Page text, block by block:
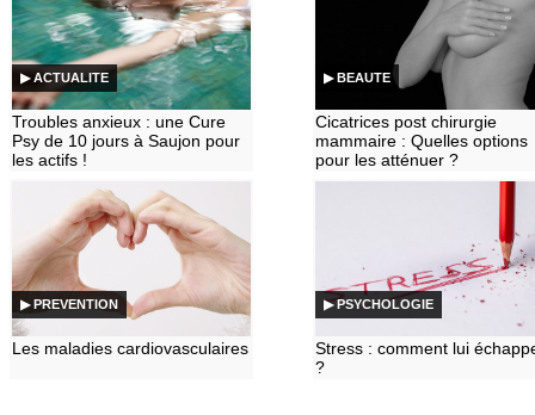
▶ ACTUALITE
Troubles anxieux : une Cure
Psy de 10 jours à Saujon pour
les actifs !
▶ BEAUTE
Cicatrices post chirurgie
mammaire : Quelles options
pour les atténuer ?
▶ PREVENTION
Les maladies cardiovasculaires
▶ PSYCHOLOGIE
Stress : comment lui
?